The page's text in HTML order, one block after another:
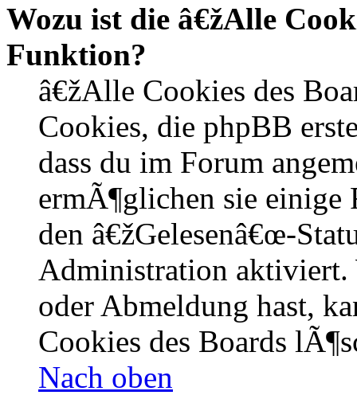
Wozu ist die â€žAlle
Funktion?
â€žAlle Cookies des
Cookies, die phpBB
dass du im Forum
ermÃ¶glichen sie einige
den â€žGelesenâ€œ-
Administration aktiviert.
oder Abmeldung hast,
Cookies des Boards
Nach oben